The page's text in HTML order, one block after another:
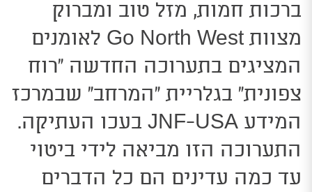
ברכות חמות, מזל טוב ומברוק
מצוות Go North West לאומנים
המציגים בתערוכה החדשה “רוח
צפונית” בגלריית “המרחב” שבמרכז
המידע JNF-USA בעכו העתיקה.
התערוכה הזו מביאה לידי ביטוי
עד כמה עדינים הם כל הדברים